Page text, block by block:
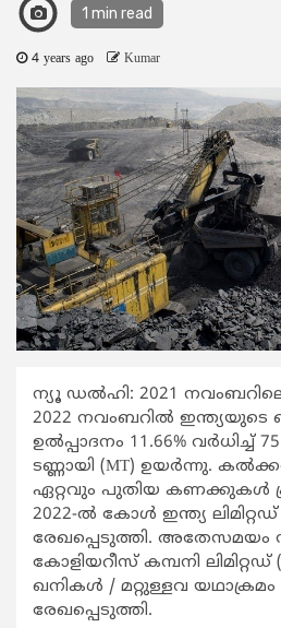
1 min read
4 years ago Kumar
ന്യൂ ഡൽഹി: 2021 നവംബറിലെ
2022 നവംബറിൽ
ഉൽപ്പാദനം 11.66% വർധിച്ച്
ടണ്ണായി (MT) ഉയർന്നു.
ഏറ്റവും പുതിയ കണക്കുകൾ
2022-ൽ കോൾ ഇന്ത്യ ലിമിറ്റഡ്
രേഖപ്പെടുത്തി. അതേസമയം
കോളിയറീസ് കമ്പനി ലിമിറ്റഡ്
ഖനികൾ / മറ്റുള്ളവ യഥാക്രമം
രേഖപ്പെടുത്തി.